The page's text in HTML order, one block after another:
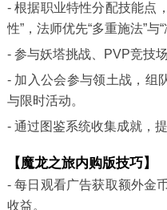
- 根据职业特性分配技能点
性”，法师优先“多重施法”与“
- 参与妖塔挑战、PVP竞技
- 加入公会参与领土战，组
与限时活动。
- 通过图鉴系统收集成就，
【魔龙之旅内购版技巧】
- 每日观看广告获取额外金
收益。